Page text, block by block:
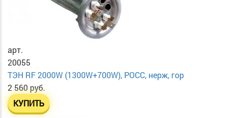
арт.
20055
ТЭН RF 2000W (1300W+700W), РОСС, нерж, гор
2 560 руб.
КУПИТЬ